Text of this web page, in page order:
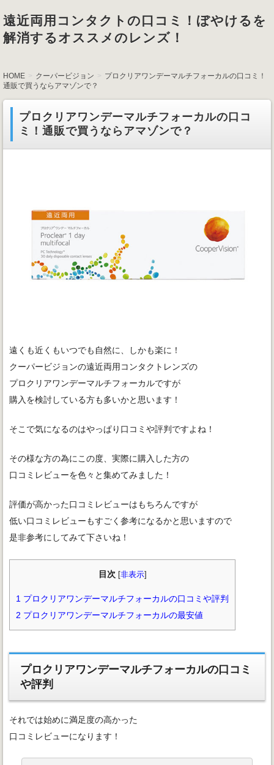
遠近両用コンタクトの口コミ！ぼやけるを
解消するオススメのレンズ！
HOME クーパービジョン
プロクリアワンデーマルチフォーカルの口コミ！
通販で買うならアマゾンで？
プロクリアワンデーマルチフォーカルの口コ
ミ！通販で買うならアマゾンで？
遠くも近くもいつでも自然に、しかも楽に！
クーパービジョンの遠近両用コンタクトレンズの
プロクリアワンデーマルチフォーカルですが
購入を検討している方も多いかと思います！
そこで気になるのはやっぱり口コミや評判ですよね！
その様な方の為にこの度、実際に購入した方の
口コミレビューを色々と集めてみました！
評価が高かった口コミレビューはもちろんですが
低い口コミレビューもすごく参考になるかと思いますので
是非参考にしてみて下さいね！
目次 [非表示]
1 プロクリアワンデーマルチフォーカルの口コミや評判
2 プロクリアワンデーマルチフォーカルの最安値
プロクリアワンデーマルチフォーカルの口コミ
や評判
それでは始めに満足度の高かった
口コミレビューになります！